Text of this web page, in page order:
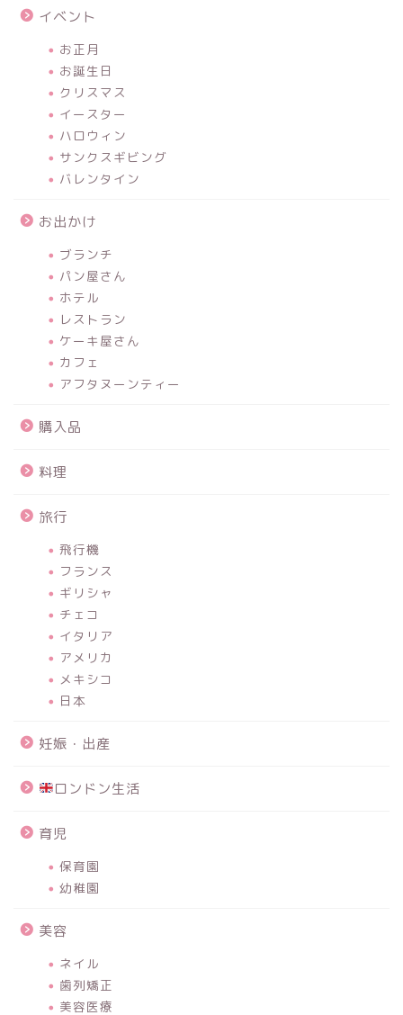
イベント
お正月
お誕生日
クリスマス
イースター
ハロウィン
サンクスギビング
バレンタイン
お出かけ
ブランチ
パン屋さん
ホテル
レストラン
ケーキ屋さん
カフェ
アフタヌーンティー
購入品
料理
旅行
飛行機
フランス
ギリシャ
チェコ
イタリア
アメリカ
メキシコ
日本
妊娠・出産
ロンドン生活
育児
保育園
幼稚園
美容
ネイル
歯列矯正
美容医療